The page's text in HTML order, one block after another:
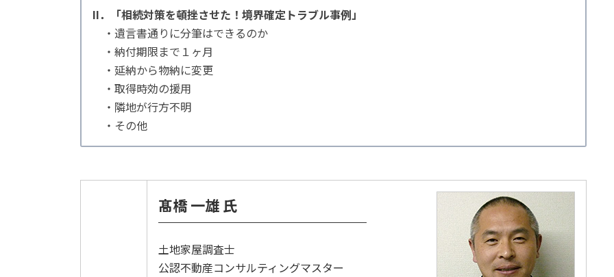
II．「相続対策を頓挫させた！境界確定トラブル事例」
・遺言書通りに分筆はできるのか
・納付期限まで１ヶ月
・延納から物納に変更
・取得時効の援用
・隣地が行方不明
・その他
髙橋 一雄 氏
土地家屋調査士
公認不動産コンサルティングマスター